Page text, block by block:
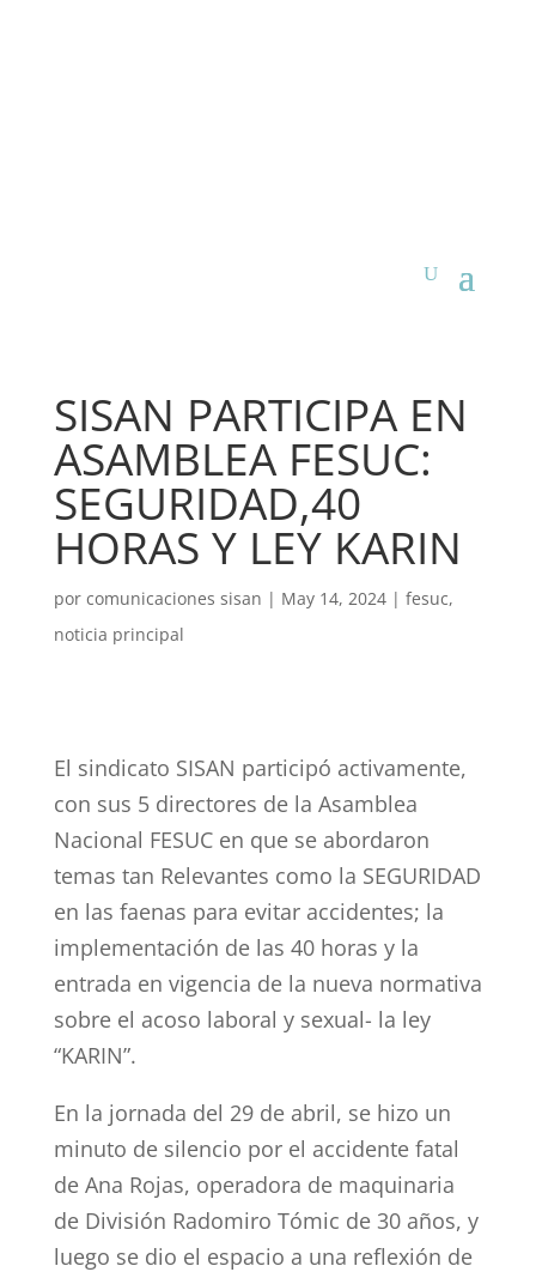
SISAN PARTICIPA EN
ASAMBLEA FESUC:
SEGURIDAD,40
HORAS Y LEY KARIN
por comunicaciones sisan | May 14, 2024| fesuc,
noticia principal
El sindicato SISAN participó activamente,
con sus 5 directores de la Asamblea
Nacional FESUC en que se abordaron
temas tan Relevantes como la SEGURIDAD
en las faenas para evitar accidentes; la
implementación de las 40 horas y la
entrada en vigencia de la nueva normativa
sobre el acoso laboral y sexual- la ley
“KARIN”.
En la jornada del 29 de abril, se hizo un
minuto de silencio por el accidente fatal
de Ana Rojas, operadora de maquinaria
de División Radomiro Tómic de 30 años, y
luego se dio el espacio a una reflexión de